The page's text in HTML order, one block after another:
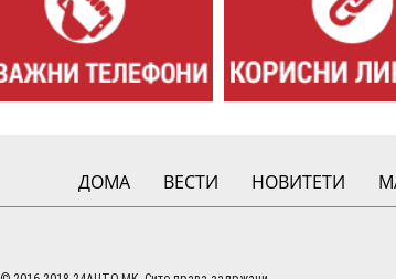
ДОМА ВЕСТИ НОВИТЕТИ